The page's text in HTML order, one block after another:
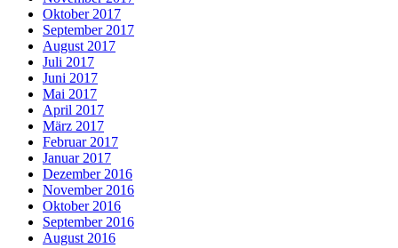
Oktober 2017
September 2017
August 2017
Juli 2017
Juni 2017
Mai 2017
April 2017
März 2017
Februar 2017
Januar 2017
Dezember 2016
November 2016
Oktober 2016
September 2016
August 2016